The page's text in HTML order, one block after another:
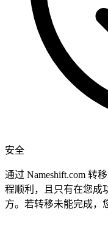
安全
通过 Nameshift.com 转
程顺利，且只有在您成
方。若转移未能完成，